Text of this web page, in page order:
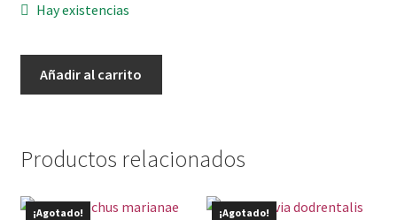
Hay existencias
Añadir al carrito
Productos relacionados
¡Agotado! ¡Agotado!